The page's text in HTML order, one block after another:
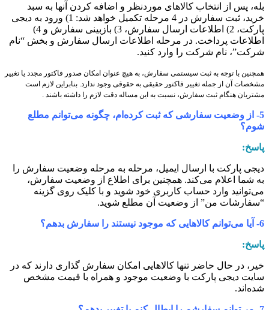
پس از انتخاب کالاهای موردنظر و اضافه کردن آنها به سبد
خرید، ثبت سفارش در 4 مرحله تکمیل خواهد شد: 1) ورود به دیجی
پارکت، 2) اطلاعات ارسال سفارش، 3) بازبینی سفارش و 4)
پرداخت. در مرحله اطلاعات ارسال سفارش و بخش “نام
نام شرکت را وارد کنید.
با توجه به ثبت سیستمی سفارش، به هیچ عنوان امکان صدور فاکتور مجدد یا تغییر
آن از جمله تغییر فاکتور حقیقی به حقوقی وجود ندارد. بنابراین لازم است
هنگام ثبت سفارش، نسبت به این مساله دقت لازم را داشته باشند .
5- از وضعیت سفارشی که ثبت کرده‏‌ام، چگونه می‌‏توانم مطلع
پارکت با ارسال ایمیل، مرحله به مرحله وضعیت سفارش را
شما اعلام می‏‌کند. همچنین برای اطلاع از وضعیت سفارش،
وارد حساب کاربری خود شوید و با کلیک روی گزینه
من” از وضعیت آن مطلع شوید.
در حال حاضر تنها کالاهایی امکان سفارش گذاری دارند که در
دیجی پارکت با وضعیت موجود و همراه با قیمت مشخص